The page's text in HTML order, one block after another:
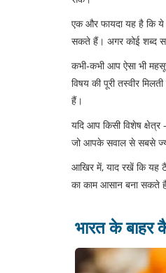
एक और फायदा यह है कि ये
सकते हैं। अगर कोई शब्द
कभी‑कभी आप ऐसा भी
विषय की पूरी तस्वीर
हैं।
यदि आप किसी विशेष
जो आपके सवाल से सबसे
आखिर में, याद रखें कि यह
का काम आसान बना सकते
भारत के बाहर